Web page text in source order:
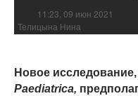
11:23, 09 июн 2021
Телицына Нина
Новое
Paediatrica,